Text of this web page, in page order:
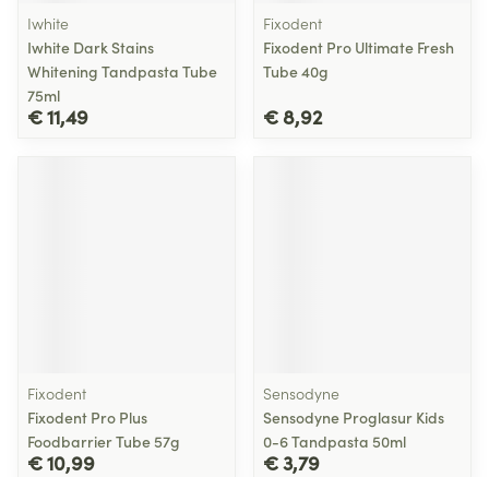
Iwhite
Iwhite Dark Stains
Whitening Tandpasta Tube
75ml
€ 11,49
Fixodent
Fixodent Pro Ultimate Fresh
Tube 40g
€ 8,92
Fixodent
Fixodent Pro Plus
Foodbarrier Tube 57g
€ 10,99
Sensodyne
Sensodyne Proglasur Kids
0-6 Tandpasta 50ml
€ 3,79